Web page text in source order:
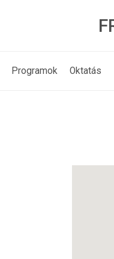
Programok Oktatás